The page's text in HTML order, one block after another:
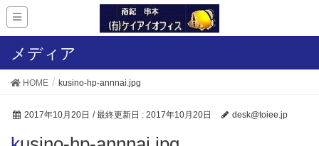
メディア
HOME kusino-hp-annnai.jpg
2017年10月20日 / 最終更新日 : 2017年10月20日 desk@toiee.jp